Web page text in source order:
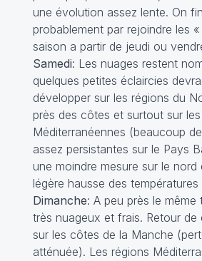
une évolution assez lente. On
probablement par rejoindre les
saison a partir de jeudi ou
Samedi: Les nuages restent
quelques petites éclaircies
développer sur les régions du
près des côtes et surtout sur
Méditerranéennes (beaucoup
assez persistantes sur le Pays
une moindre mesure sur le nord
légère hausse des températures
Dimanche: A peu près le
très nuageux et frais. Retour de
sur les côtes de la Manche
atténuée). Les régions